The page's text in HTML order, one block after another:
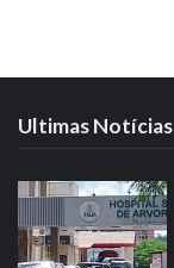
Ultimas Notícias